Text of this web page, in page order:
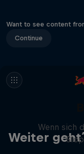
Want to see content
Continue
Weiter
Wenn sich